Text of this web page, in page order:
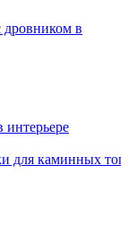
в
для каминных